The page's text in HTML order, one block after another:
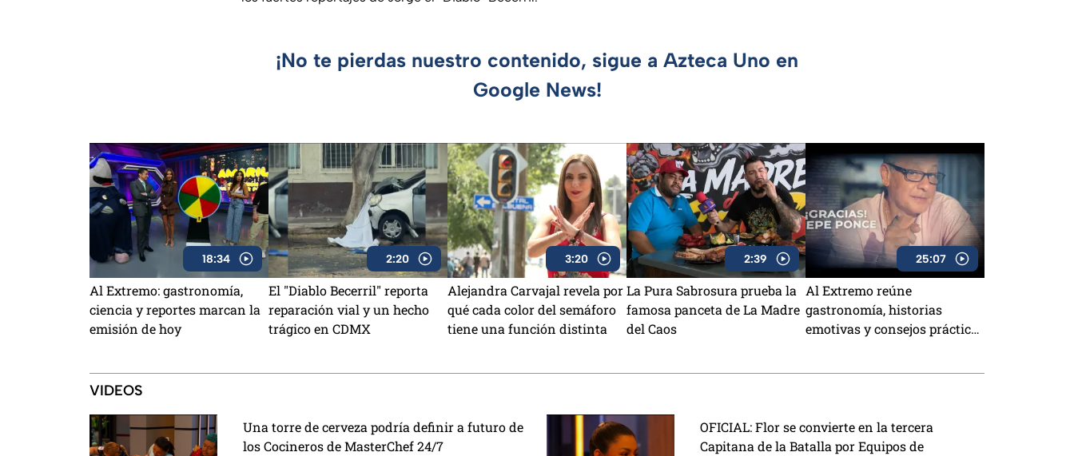
¡No te pierdas nuestro contenido, sigue a Azteca Uno en
Google News!
18:34
Al Extremo: gastronomía,
ciencia y reportes marcan la
emisión de hoy
2:20
El "Diablo Becerril" reporta
reparación vial y un hecho
trágico en CDMX
3:20
Alejandra Carvajal revela por
qué cada color del semáforo
tiene una función distinta
2:39
La Pura Sabrosura prueba la
famosa panceta de La Madre
del Caos
25:07
Al Extremo reúne
gastronomía, historias
emotivas y consejos prácticos
VIDEOS
Una torre de cerveza podría definir a futuro de
los Cocineros de MasterChef 24/7
OFICIAL: Flor se convierte en la tercera
Capitana de la Batalla por Equipos de